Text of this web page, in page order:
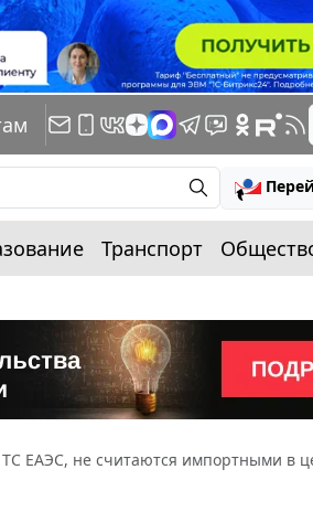
Транспорт
ЕАЭС, не считаются импортными в